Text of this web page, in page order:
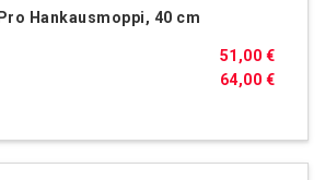
Hankausmoppi, 40 cm
64,00 €
51,00 €